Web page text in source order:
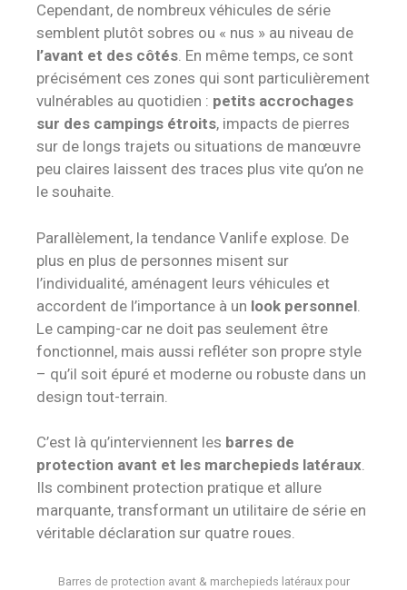
Cependant, de nombreux véhicules de série
semblent plutôt sobres ou « nus » au niveau de
l’avant et des côtés. En même temps, ce sont
précisément ces zones qui sont particulièrement
vulnérables au quotidien : petits accrochages
sur des campings étroits, impacts de pierres
sur de longs trajets ou situations de manœuvre
peu claires laissent des traces plus vite qu’on ne
le souhaite.
Parallèlement, la tendance Vanlife explose. De
plus en plus de personnes misent sur
l’individualité, aménagent leurs véhicules et
accordent de l’importance à un look personnel
Le camping-car ne doit pas seulement être
fonctionnel, mais aussi refléter son propre style
– qu’il soit épuré et moderne ou robuste dans un
design tout-terrain.
C’est là qu’interviennent les barres de
protection avant et les marchepieds latéraux.
Ils combinent protection pratique et allure
marquante, transformant un utilitaire de série en
véritable déclaration sur quatre roues.
Barres de protection avant & marchepieds latéraux pour